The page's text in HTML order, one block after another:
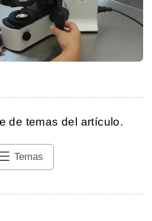
de temas del artículo.
Temas